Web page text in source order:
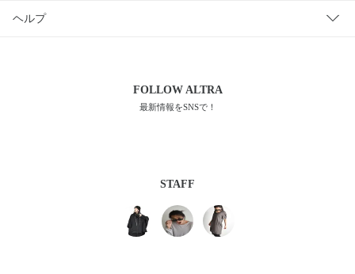
ヘルプ
FOLLOWALTRA
最新情報をSNSで！
STAFF